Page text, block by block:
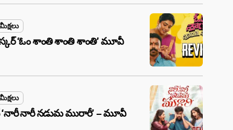
‘ఓం శాంతి శాంతి శాంతి’ మూవీ
‘నారీ నారీ నడుమ మురారీ’ – మూవీ